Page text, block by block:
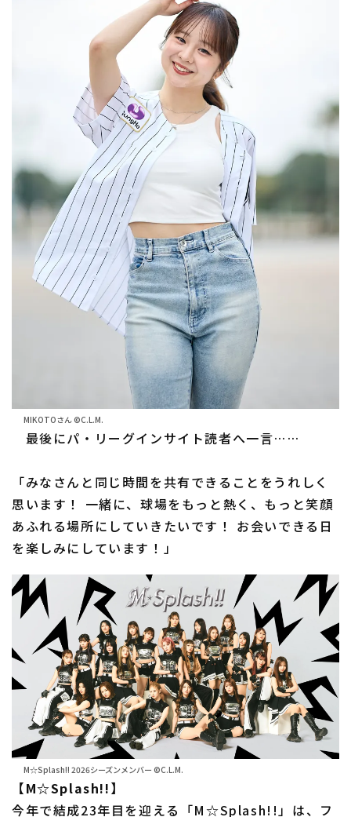
MIKOTOさん ©C.L.M.
最後にパ・リーグインサイト読者へ一言……
「みなさんと同じ時間を共有できることをうれしく
思います！ 一緒に、球場をもっと熱く、もっと笑顔
あふれる場所にしていきたいです！ お会いできる日
を楽しみにしています！」
M☆Splash!! 2026シーズンメンバー ©C.L.M.
【M☆Splash!!】
今年で結成23年目を迎える「M☆Splash!!」は、フ